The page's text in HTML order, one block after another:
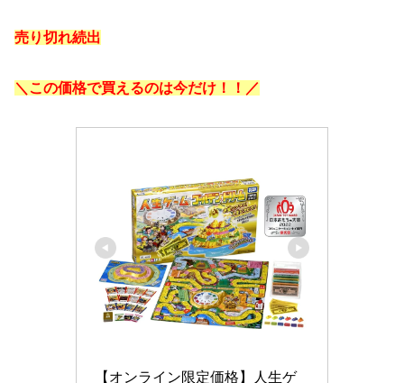
売り切れ続出
＼この価格で買えるのは今だけ！！／
【オンライン限定価格】人生ゲ